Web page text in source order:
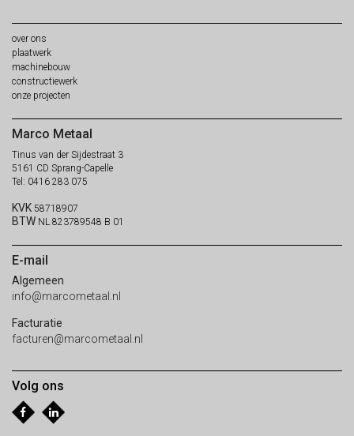
over ons
plaatwerk
machinebouw
constructiewerk
onze projecten
Marco Metaal
Tinus van der Sijdestraat 3
5161 CD Sprang-Capelle
Tel: 0416 283 075
KVK 58718907
BTW NL 823789548 B 01
E-mail
Algemeen
info@marcometaal.nl
Facturatie
facturen@marcometaal.nl
Volg ons